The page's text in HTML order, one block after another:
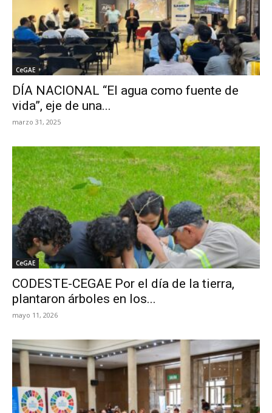
CeGAE
DÍA NACIONAL “El agua como fuente de
vida”, eje de una...
marzo 31, 2025
CeGAE
CODESTE-CEGAE Por el día de la tierra,
plantaron árboles en los...
mayo 11, 2026